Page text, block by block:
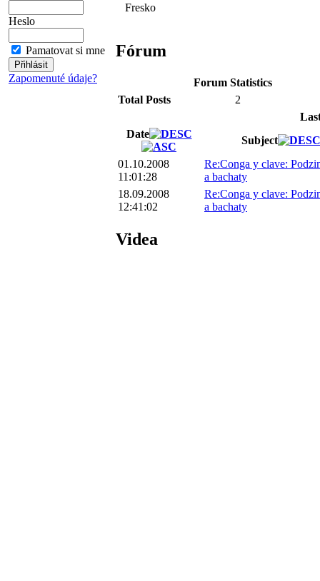
Heslo
Pamatovat si mne
Zapomenuté údaje?
Fresko
Fórum
Forum Statistics
Total Posts
2
Date
Subject
01.10.2008
11:01:28
Re:Conga y clave:
a bachaty
18.09.2008
12:41:02
Re:Conga y clave:
a bachaty
Videa